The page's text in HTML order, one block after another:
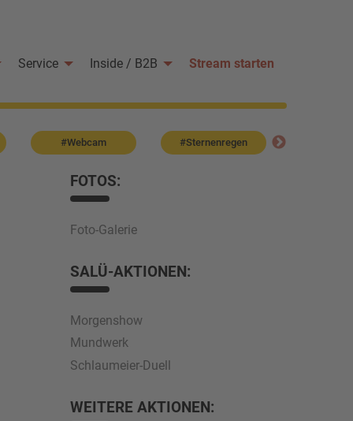
Service Inside / B2B Stream starten
#Webcam #Sternenregen
FOTOS:
Foto-Galerie
SALÜ-AKTIONEN:
Morgenshow
Mundwerk
Schlaumeier-Duell
WEITERE AKTIONEN: